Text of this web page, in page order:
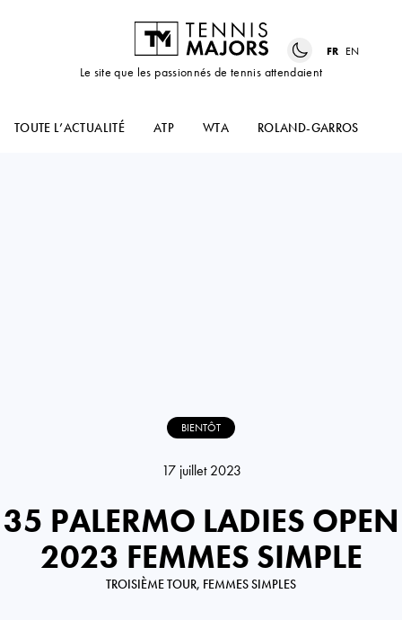
Le site que les passionnés de tennis attendaient
FR EN
TOUTE L’ACTUALITÉ ATP WTA ROLAND-GARROS
BIENTÔT
17 juillet 2023
35 PALERMO LADIES OPEN
2023 FEMMES SIMPLE
TROISIÈME TOUR, FEMMES SIMPLES